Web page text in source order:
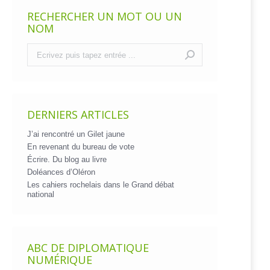
RECHERCHER UN MOT OU UN
NOM
DERNIERS ARTICLES
J’ai rencontré un Gilet jaune
En revenant du bureau de vote
Écrire. Du blog au livre
Doléances d’Oléron
Les cahiers rochelais dans le Grand débat
national
ABC DE DIPLOMATIQUE
NUMÉRIQUE